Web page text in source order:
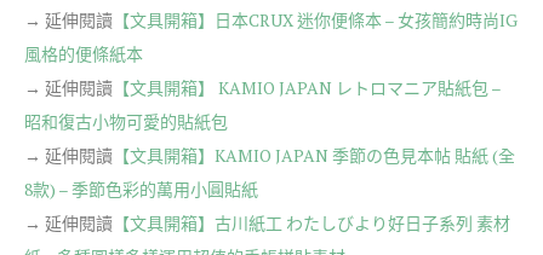
→ 延伸閱讀 【文具開箱】日本CRUX 迷你便條本 – 女孩簡約時尚IG
風格的便條紙本
→ 延伸閱讀 【文具開箱】 KAMIO JAPAN レトロマニア貼紙包 –
昭和復古小物可愛的貼紙包
→ 延伸閱讀 【文具開箱】KAMIO JAPAN 季節の色見本帖 貼紙 (全
8款) – 季節色彩的萬用小圓貼紙
→ 延伸閱讀 【文具開箱】古川紙工 わたしびより好日子系列 素材